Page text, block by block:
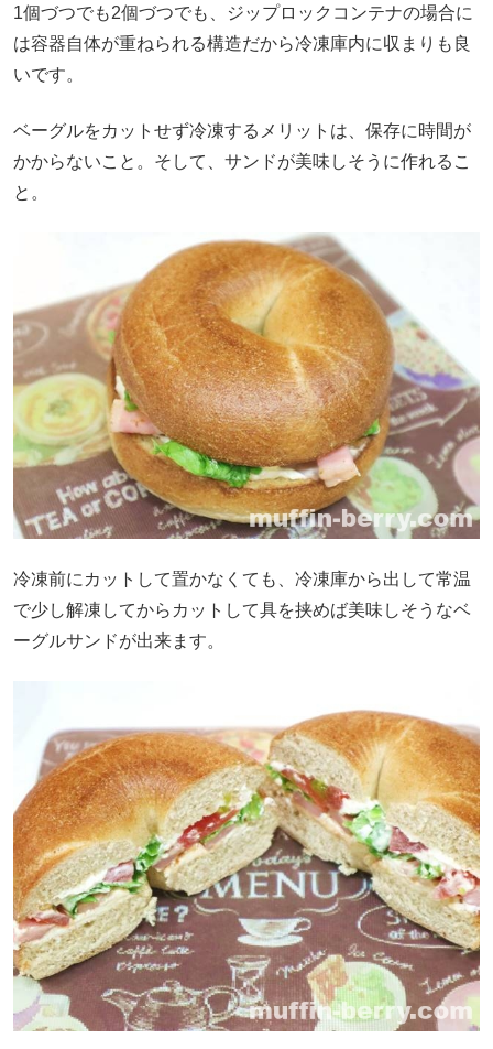
1個づつでも2個づつでも、ジップロックコンテナの場合に
は容器自体が重ねられる構造だから冷凍庫内に収まりも良
いです。
ベーグルをカットせず冷凍するメリットは、保存に時間が
かからないこと。そして、サンドが美味しそうに作れるこ
と。
冷凍前にカットして置かなくても、冷凍庫から出して常温
で少し解凍してからカットして具を挟めば美味しそうなベ
ーグルサンドが出来ます。